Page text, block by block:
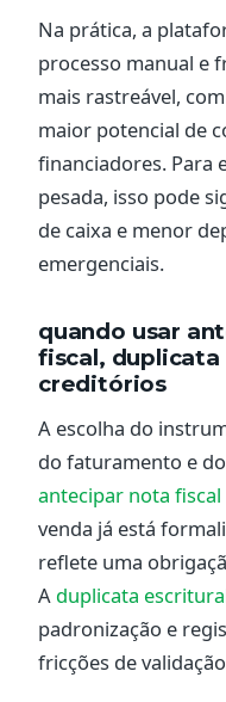
Na prática, a
processo manual e
mais rastreável,
maior potencial de
financiadores. Para
pesada, isso pode
de caixa e menor
emergenciais.
quando usar
fiscal,
creditórios
A escolha do
do faturamento e
antecipar nota fiscal
venda já está
reflete uma
A duplicata
padronização e
fricções de